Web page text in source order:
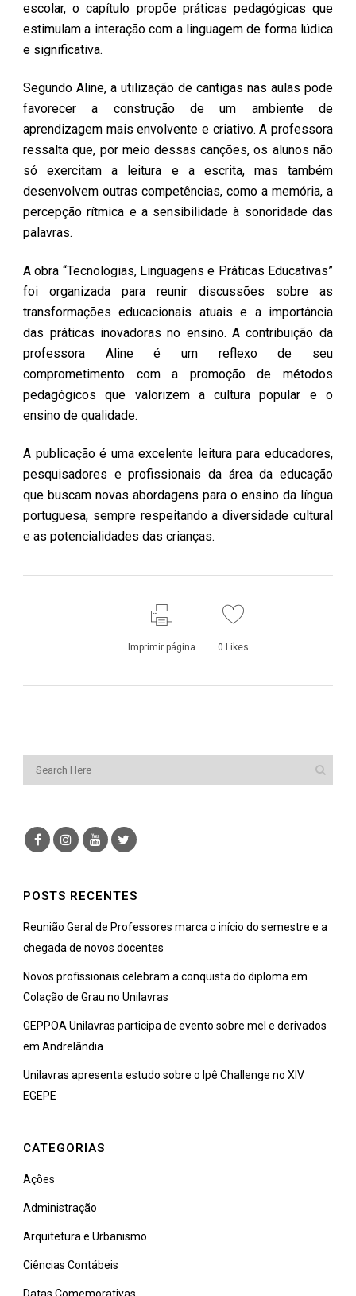
escolar, o capítulo propõe práticas pedagógicas que
estimulam a interação com a linguagem de forma lúdica
e significativa.
Segundo Aline, a utilização de cantigas nas aulas pode
favorecer a construção de um ambiente de
aprendizagem mais envolvente e criativo. A professora
ressalta que, por meio dessas canções, os alunos não
só exercitam a leitura e a escrita, mas também
desenvolvem outras competências, como a memória, a
percepção rítmica e a sensibilidade à sonoridade das
palavras.
A obra “Tecnologias, Linguagens e Práticas Educativas”
foi organizada para reunir discussões sobre as
transformações educacionais atuais e a importância
das práticas inovadoras no ensino. A contribuição da
professora Aline é um reflexo de seu
comprometimento com a promoção de métodos
pedagógicos que valorizem a cultura popular e o
ensino de qualidade.
A publicação é uma excelente leitura para educadores,
pesquisadores e profissionais da área da educação
que buscam novas abordagens para o ensino da língua
portuguesa, sempre respeitando a diversidade cultural
e as potencialidades das crianças.
Imprimir página 0 Likes
POSTS RECENTES
Reunião Geral de Professores marca o início do semestre e a
chegada de novos docentes
Novos profissionais celebram a conquista do diploma em
Colação de Grau no Unilavras
GEPPOA Unilavras participa de evento sobre mel e derivados
em Andrelândia
Unilavras apresenta estudo sobre o Ipê Challenge no XIV
EGEPE
CATEGORIAS
Ações
Administração
Arquitetura e Urbanismo
Ciências Contábeis
Datas Comemorativas